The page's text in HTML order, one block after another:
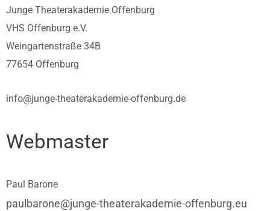
Junge Theaterakademie Offenburg
VHS Offenburg e.V.
Weingartenstraße 34B
77654 Offenburg
info@junge-theaterakademie-offenburg.de
Webmaster
Paul Barone
paulbarone@junge-theaterakademie-offenburg.eu